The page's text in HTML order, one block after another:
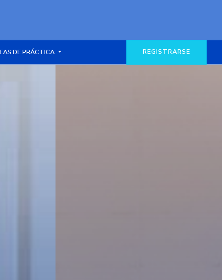
DE PRÁCTICA REGISTRARSE